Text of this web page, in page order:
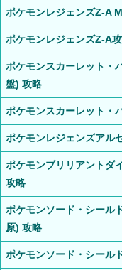
ポケモンレジェンズZ-A
ポケモンレジェンズZ-A
ポケモンスカーレット・
盤) 攻略
ポケモンスカーレット・
ポケモンレジェンズアル
ポケモンブリリアントダ
攻略
ポケモンソード・シール
原) 攻略
ポケモンソード・シール